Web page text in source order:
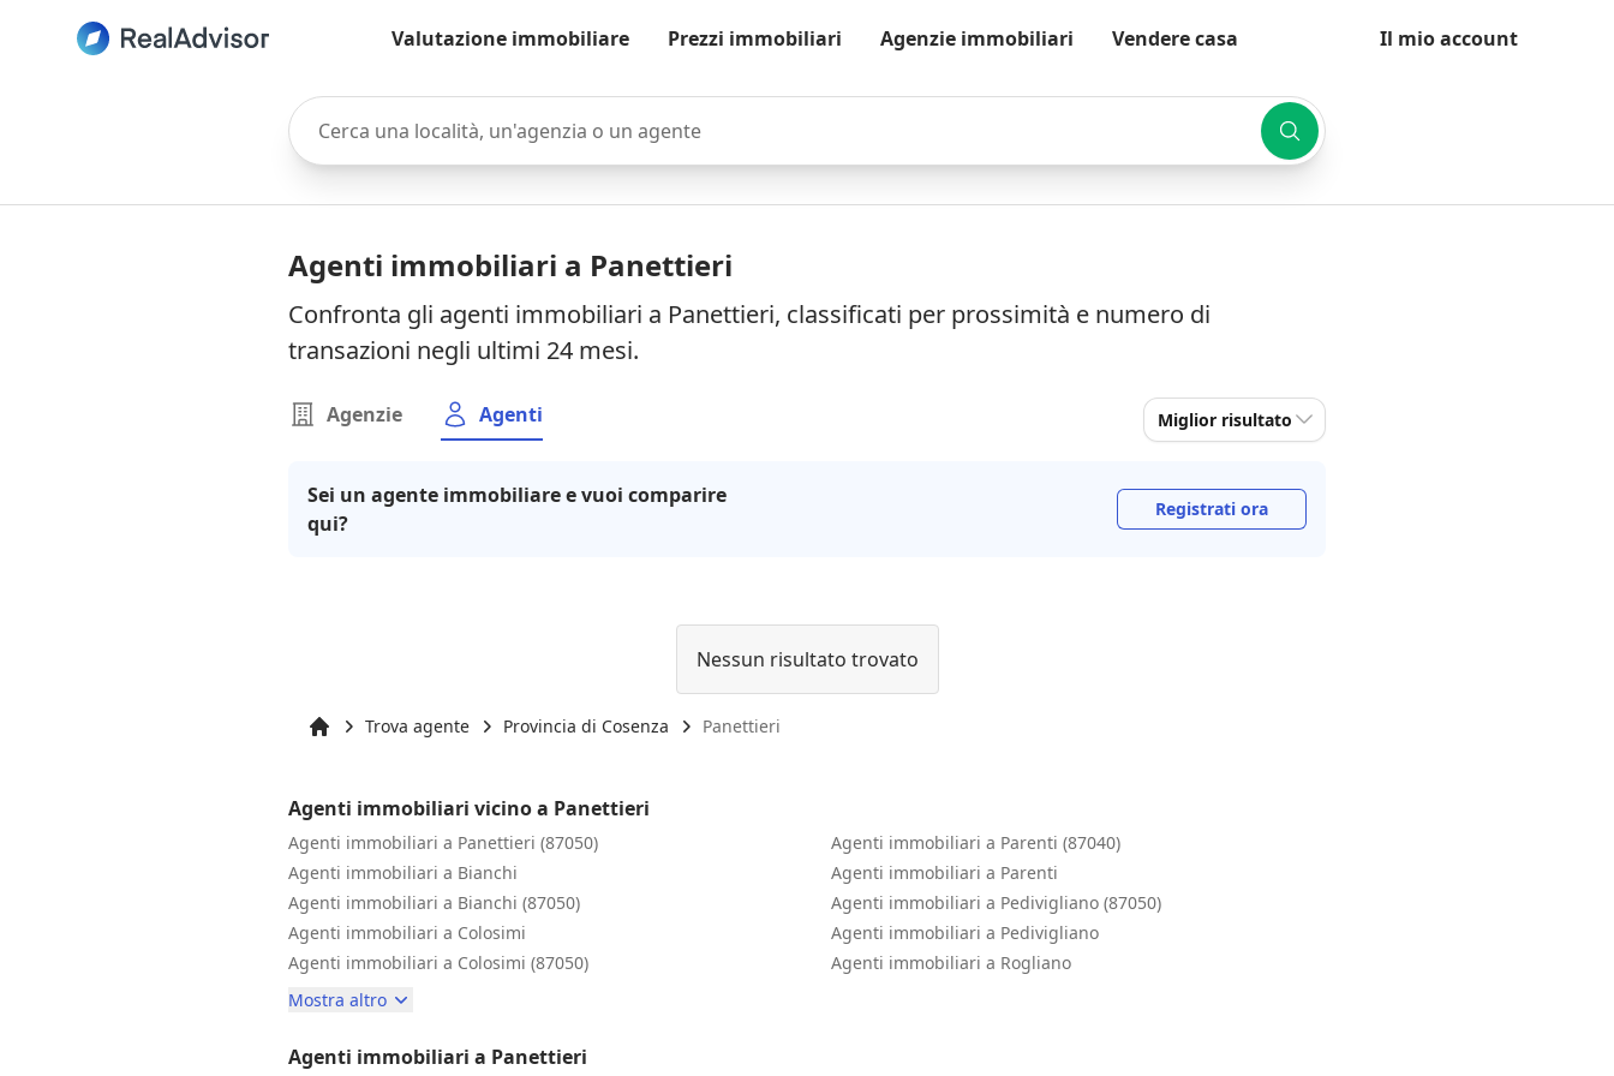
Valutazione immobiliare Prezzi immobiliari Agenzie immobiliari Vendere casa Il mio account
Cerca una località, un'agenzia o un agente
Agenti immobiliari a Panettieri
Confronta gli agenti immobiliari a Panettieri, classificati per prossimità e numero di
transazioni negli ultimi 24 mesi.
Agenzie Agenti Miglior risultato
Sei un agente immobiliare e vuoi comparire
qui?
Registrati ora
Nessun risultato trovato
Trova agente Provincia di Cosenza Panettieri
Agenti immobiliari vicino a Panettieri
Agenti immobiliari a Panettieri (87050)
Agenti immobiliari a Bianchi
Agenti immobiliari a Bianchi (87050)
Agenti immobiliari a Colosimi
Agenti immobiliari a Colosimi (87050)
Agenti immobiliari a Parenti (87040)
Agenti immobiliari a Parenti
Agenti immobiliari a Pedivigliano (87050)
Agenti immobiliari a Pedivigliano
Agenti immobiliari a Rogliano
Mostra altro
Agenti immobiliari a Panettieri